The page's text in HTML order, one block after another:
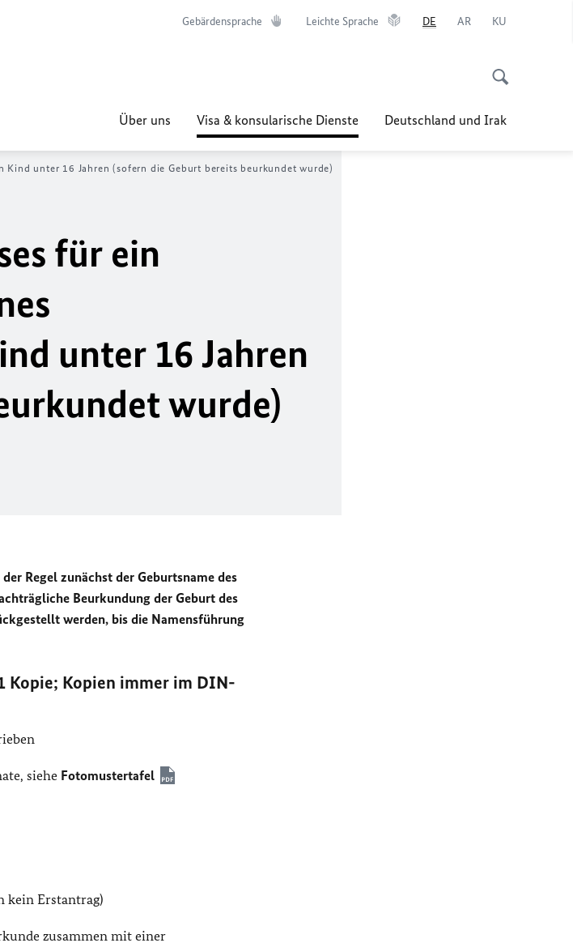
Gebärdensprache Leichte Sprache DE AR KU
Über uns Visa & konsularische Dienste Deutschland und Irak
Kind unter 16 Jahren (sofern die Geburt bereits beurkundet wurde)
für ein
unter 16 Jahren
wurde)
Regel zunächst der Geburtsname des
Beurkundung der Geburt des
werden, bis die Namensführung
Kopie; Kopien immer im DIN-
siehe Fotomustertafel
kein Erstantrag)
zusammen mit einer